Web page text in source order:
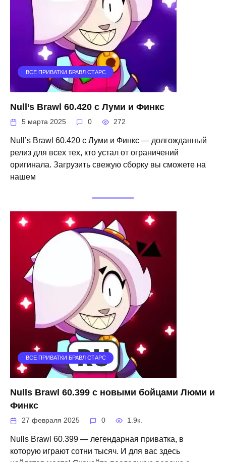
ВСЕ ПРИВАТКИ БРАВЛ СТАРС
Null’s Brawl 60.420 с Луми и Финкс
5 марта 2025 0 272
Null’s Brawl 60.420 с Луми и Финкс — долгожданный
релиз для всех тех, кто устал от ограничений
оригинала. Загрузить свежую сборку вы сможете на
нашем
ВСЕ ПРИВАТКИ БРАВЛ СТАРС
Nulls Brawl 60.399 с новыми бойцами Люми и
Финкс
27 февраля 2025 0 1.9к.
Nulls Brawl 60.399 — легендарная приватка, в
которую играют сотни тысяч. И для вас здесь